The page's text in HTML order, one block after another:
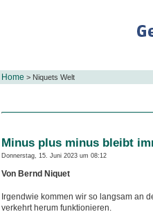
Home > Niquets Welt
Minus plus minus bleibt
Donnerstag, 15. Juni 2023 um 08:12
Von Bernd Niquet
Irgendwie kommen wir so langsam an
verkehrt herum funktionieren.